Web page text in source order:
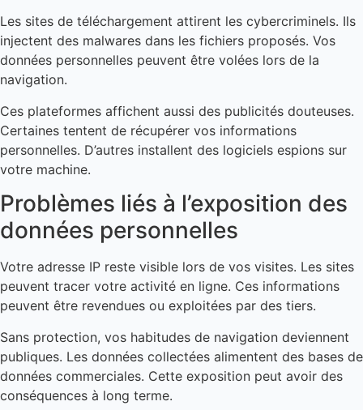
Les sites de téléchargement attirent les cybercriminels. Ils
injectent des malwares dans les fichiers proposés. Vos
données personnelles peuvent être volées lors de la
navigation.
Ces plateformes affichent aussi des publicités douteuses.
Certaines tentent de récupérer vos informations
personnelles. D’autres installent des logiciels espions sur
votre machine.
Problèmes liés à l’exposition des
données personnelles
Votre adresse IP reste visible lors de vos visites. Les sites
peuvent tracer votre activité en ligne. Ces informations
peuvent être revendues ou exploitées par des tiers.
Sans protection, vos habitudes de navigation deviennent
publiques. Les données collectées alimentent des bases de
données commerciales. Cette exposition peut avoir des
conséquences à long terme.